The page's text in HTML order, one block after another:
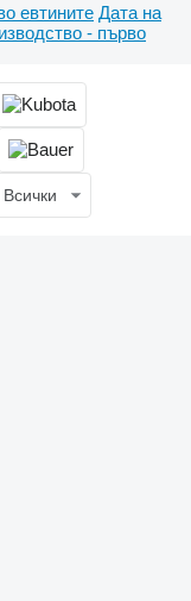
евтините Дата на
- първо
Всички